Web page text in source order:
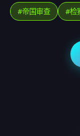
#帝国审查 #检